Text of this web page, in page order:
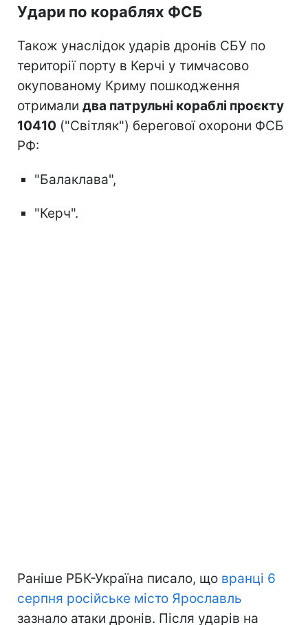
Удари по кораблях ФСБ
Також унаслідок ударів дронів СБУ по
території порту в Керчі у тимчасово
окупованому Криму пошкодження
отримали два патрульні кораблі проєкту
10410 ("Світляк") берегової охорони ФСБ
РФ:
"Балаклава",
"Керч".
Раніше РБК-Україна писало, що вранці 6
серпня російське місто Ярославль
зазнало атаки дронів. Після ударів на